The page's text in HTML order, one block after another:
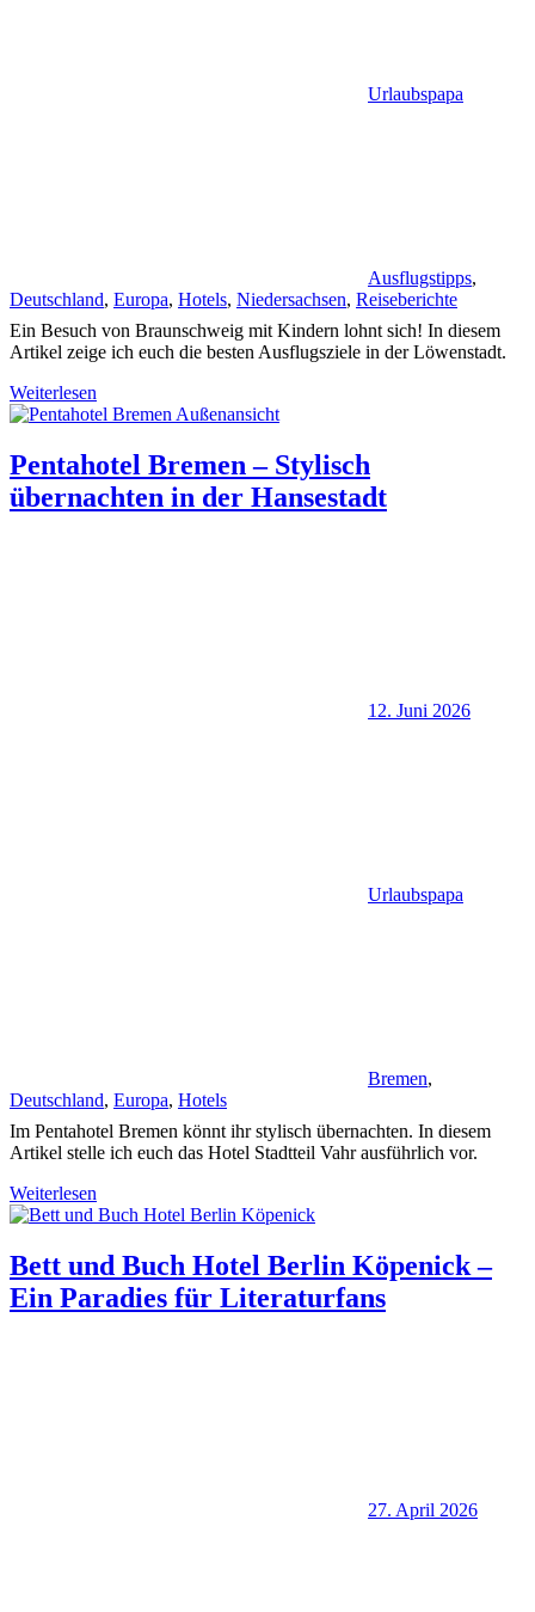
Urlaubspapa
Ausflugstipps,
Deutschland, Europa, Hotels, Niedersachsen, Reiseberichte
Ein Besuch von Braunschweig mit Kindern lohnt sich! In diesem
Artikel zeige ich euch die besten Ausflugsziele in der Löwenstadt.
Weiterlesen
Pentahotel Bremen – Stylisch
übernachten in der Hansestadt
12. Juni 2026
Urlaubspapa
Bremen,
Deutschland, Europa, Hotels
Im Pentahotel Bremen könnt ihr stylisch übernachten. In diesem
Artikel stelle ich euch das Hotel Stadtteil Vahr ausführlich vor.
Weiterlesen
Bett und Buch Hotel Berlin Köpenick –
Ein Paradies für Literaturfans
27. April 2026